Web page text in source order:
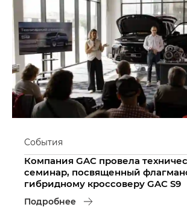
События
Компания GAC провела
семинар, посвященный
гибридному кроссоверу GAC S9
Подробнее